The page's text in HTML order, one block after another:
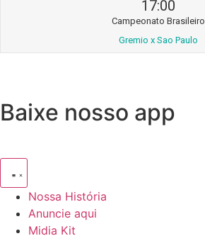
17:00
Campeonato Brasileiro
Gremio x Sao Paulo
Baixe nosso app
Nossa História
Anuncie aqui
Midia Kit